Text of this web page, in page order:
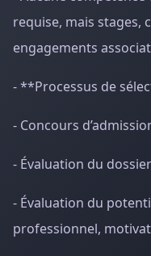
requise, mais stages,
engagements
- **Processus de
- Concours
- Évaluation du
- Évaluation du
professionnel,